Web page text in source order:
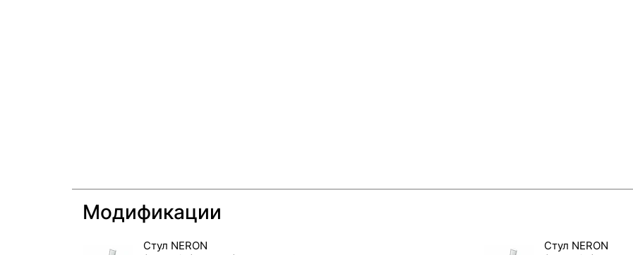
Модификации
Стул NERON Стул NERON